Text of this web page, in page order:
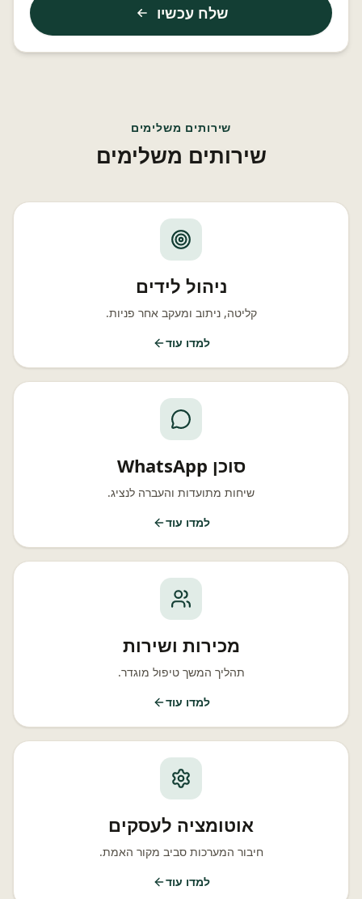
שלח עכשיו
שירותים משלימים
שירותים משלימים
ניהול לידים
קליטה, ניתוב ומעקב אחר פניות.
למדו עוד
סוכן WhatsApp
שיחות מתועדות והעברה לנציג.
למדו עוד
מכירות ושירות
תהליך המשך טיפול מוגדר.
למדו עוד
אוטומציה לעסקים
חיבור המערכות סביב מקור האמת.
למדו עוד